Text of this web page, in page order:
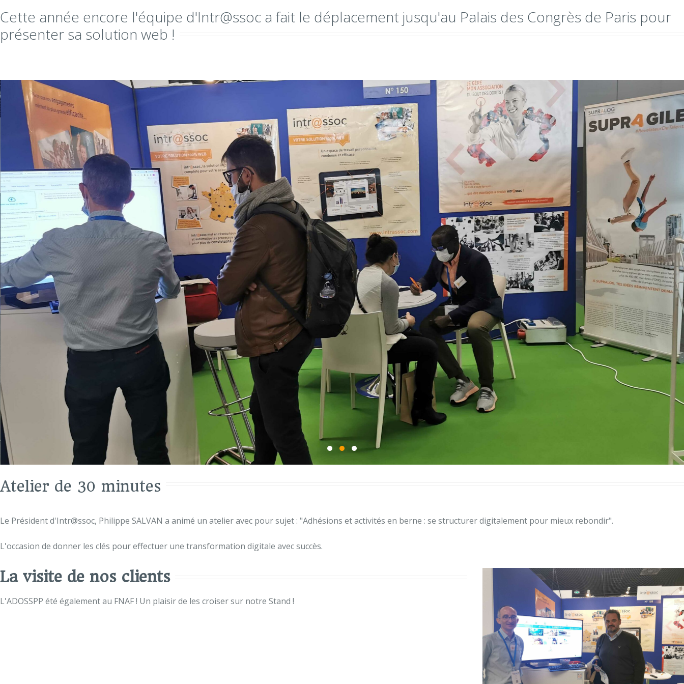
Cette année encore l'équipe d'Intr@ssoc a fait le déplacement jusqu'au Palais des Congrès de Paris pour
présenter sa solution web !
Atelier de 30 minutes
Le Président d'Intr@ssoc, Philippe SALVAN a animé un atelier avec pour sujet : "Adhésions et activités en berne : se structurer digitalement pour mieux rebondir".
L'occasion de donner les clés pour effectuer une transformation digitale avec succès.
La visite de nos clients
L'ADOSSPP été également au FNAF ! Un plaisir de les croiser sur notre Stand !